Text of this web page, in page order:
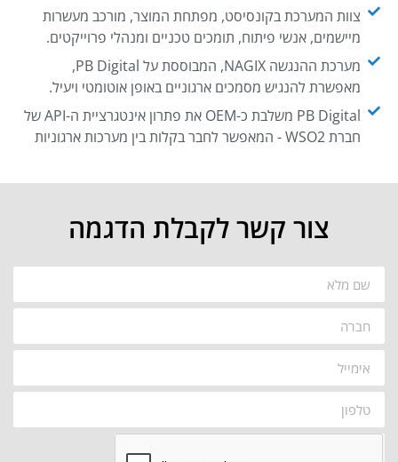
צוות המערכת בקונסיסט, מפתחת המוצר, מורכב מעשרות
מיישמים, אנשי פיתוח, תומכים טכניים ומנהלי פרוייקטים.
מערכת ההנגשה NAGIX, המבוססת על PB Digital,
מאפשרת להנגיש מסמכים ארגוניים באופן אוטומטי ויעיל.
PB Digital משלבת כ-OEM את פתרון אינטגרציית ה-API של
חברת WSO2 - המאפשר לחבר בקלות בין מערכות ארגוניות
צור קשר לקבלת הדגמה